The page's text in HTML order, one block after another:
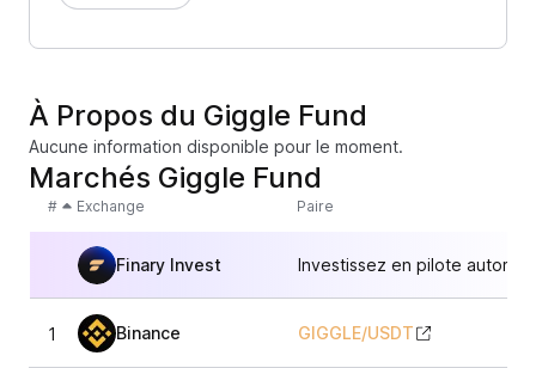
À Propos du Giggle Fund
Aucune information disponible pour le moment.
Marchés Giggle Fund
# Exchange Paire
Finary Invest Investissez en pilote
1 Binance GIGGLE/USDT